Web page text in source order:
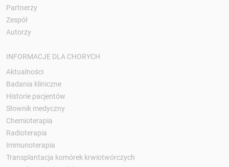
Partnerzy
Zespół
Autorzy
INFORMACJE DLA CHORYCH
Aktualności
Badania kliniczne
Historie pacjentów
Słownik medyczny
Chemioterapia
Radioterapia
Immunoterapia
Transplantacja komórek krwiotwórczych